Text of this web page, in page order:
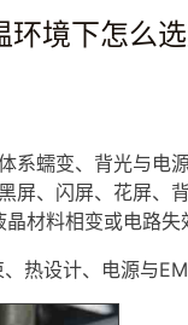
境下怎么选
系蠕变、背光与电
屏、闪屏、花屏、
材料相变或电路失
热设计、电源与